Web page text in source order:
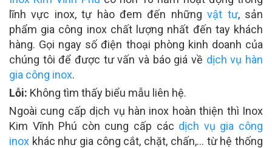
lĩnh vực inox, tự hào đem đến nhữngvật tư, sản
phẩm gia công inox chất lượng nhất đến tay khách
hàng. Gọi ngay số điện thoại phòng kinh doanh của
chúng tôi để được tư vấn và báo giá về dịch vụ hàn
gia công inox.
Lỗi: Không tìm thấy biểu mẫu liên hệ.
Ngoài cung cấp dịch vụ hàn inox hoàn thiện thì Inox
Kim Vĩnh Phú còn cung cấp các dịch vụ gia công
inox khác như gia công cắt, chặt, chấn,… từ hệ thống